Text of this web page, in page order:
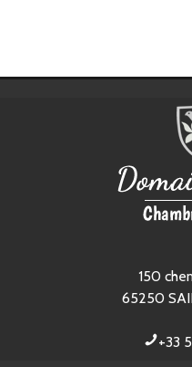
150
65250
+33